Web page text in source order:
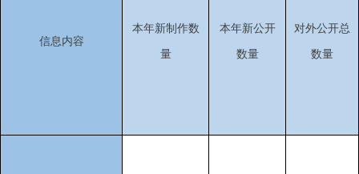
信息内容
本年新制作数
量
本年新公开
数量
对外公开总
数量